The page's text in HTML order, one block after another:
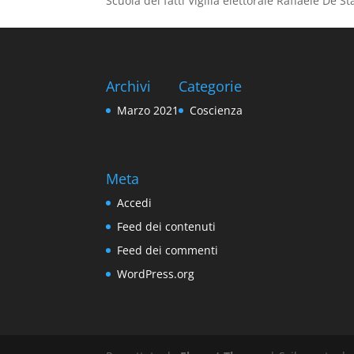
Archivi
Marzo 2021
Categorie
Coscienza
Meta
Accedi
Feed dei contenuti
Feed dei commenti
WordPress.org